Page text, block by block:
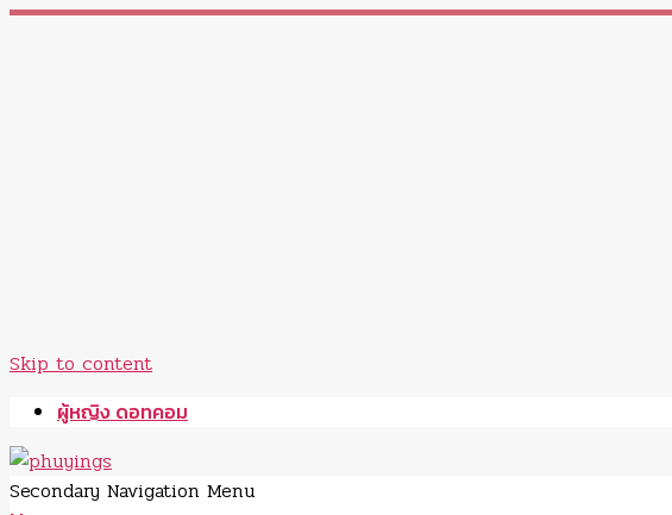
Skip to content
ผู้หญิง ดอทคอม
Secondary Navigation Menu